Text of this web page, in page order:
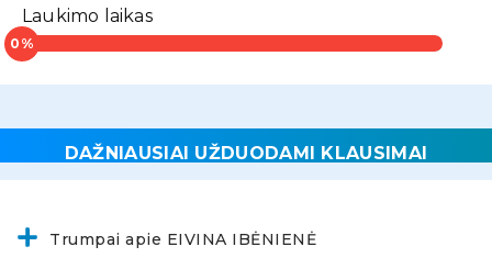
Laukimo laikas
DAŽNIAUSIAI UŽDUODAMI KLAUSIMAI
Trumpai apie EIVINA IBĖNIENĖ